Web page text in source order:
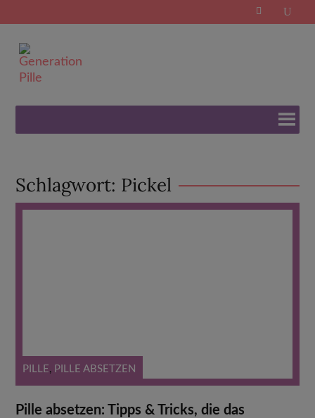
for:
Schlagwort: Pickel
PILLE, PILLE ABSETZEN
Pille absetzen: Tipps & Tricks, die das